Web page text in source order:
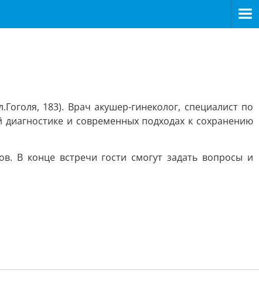
183). Врач акушер-гинеколог, специалист по
и современных подходах к сохранению
В конце встречи гости смогут задать вопросы и